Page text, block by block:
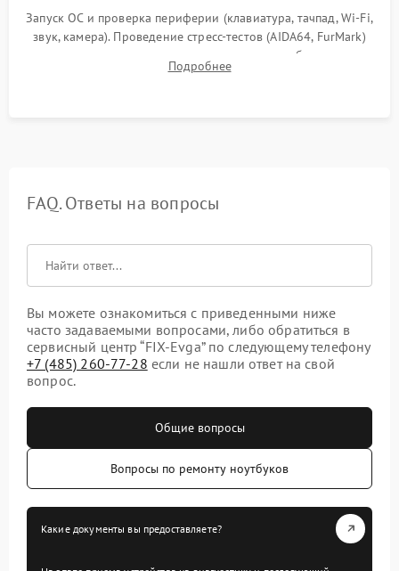
Запуск ОС и проверка периферии (клавиатура, тачпад, Wi-Fi,
звук, камера). Проведение стресс-тестов (AIDA64, FurMark)
для контроля температурного режима и стабильности
системы под пиковой нагрузкой.
Подробнее
FAQ. Ответы на вопросы
Вы можете ознакомиться с приведенными ниже
часто задаваемыми вопросами, либо обратиться в
сервисный центр “FIX-Evga” по следующему телефону
+7 (485) 260-77-28 если не нашли ответ на свой
вопрос.
Общие вопросы
Вопросы по ремонту ноутбуков
Какие документы вы предоставляете?